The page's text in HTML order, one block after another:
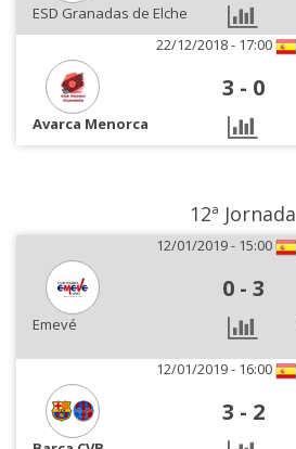
ESD Granadas de Elche
22/12/2018 - 17:00
3 - 0
Avarca Menorca
12ª Jornada
12/01/2019 - 15:00
0 - 3
Emevé
12/01/2019 - 16:00
3 - 2